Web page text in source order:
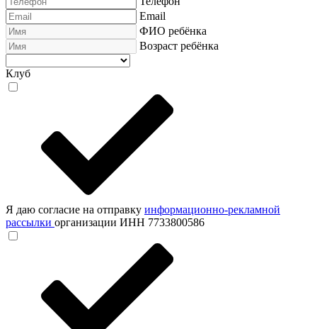
Email
ФИО ребёнка
Возраст ребёнка
Клуб
Я даю согласие на отправку информационно-рекламной
рассылки организации ИНН 7733800586